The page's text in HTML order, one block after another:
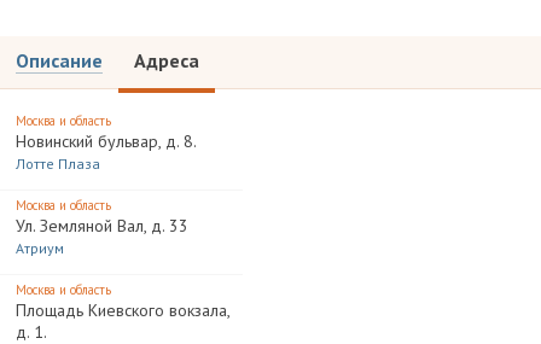
Описание Адреса
Москва и область
Новинский бульвар, д. 8.
Лотте Плаза
Москва и область
Ул. Земляной Вал, д. 33
Атриум
Москва и область
Площадь Киевского вокзала,
д. 1.